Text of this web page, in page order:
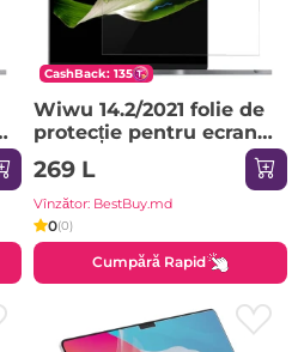
CashBack: 135
Wiwu 14.2/2021 folie de
protecție pentru ecran
transparentă Sticlă de
protecție
269 L
Vînzător: BestBuy.md
0(0)
Cumpără Rapid